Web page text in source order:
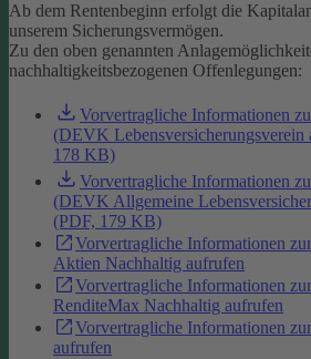
Ab dem Rentenbeginn erfolgt die
unserem Sicherungsvermögen.
Zu den oben genannten
nachhaltigkeitsbezogenen Offenlegungen:
Vorvertragliche Informationen
(DEVK Lebensversicherungsverein
178 KB)
Vorvertragliche Informationen
(DEVK Allgemeine
(PDF, 179 KB)
Vorvertragliche Informationen
Aktien Nachhaltig aufrufen
Vorvertragliche Informationen
RenditeMax Nachhaltig aufrufen
Vorvertragliche Informationen
aufrufen